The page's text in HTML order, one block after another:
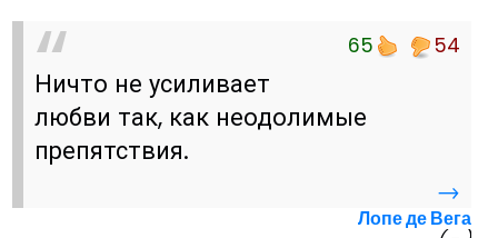
65 54
Ничто не усиливает
любви так, как неодолимые
препятствия.
→
Лопе де Вега